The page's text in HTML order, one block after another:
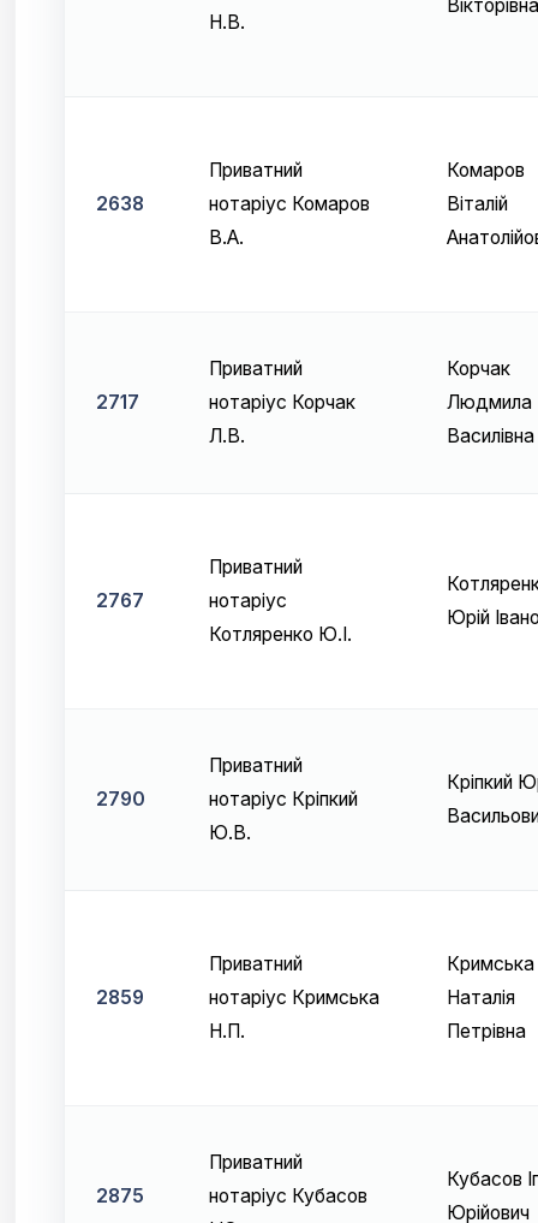
Н.В.
Вікторівна
2638
Приватний
нотаріус Комаров
В.А.
Комаров
Віталій
2717
Приватний
нотаріус Корчак
Л.В.
Корчак
Людмила
Василівна
2767
Приватний
нотаріус
Котляренко Ю.І.
Юрій
2790
Приватний
нотаріус Кріпкий
Ю.В.
Кріпкий
2859
Приватний
нотаріус Кримська
Н.П.
Кримська
Наталія
Петрівна
2875
Приватний
нотаріус Кубасов
Кубасов
Юрійович